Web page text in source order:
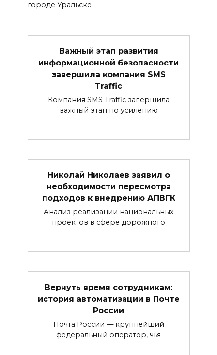
городе Уральске
Важный этап развития
информационной безопасности
завершила компания SMS
Traffic
Компания SMS Traffic завершила
важный этап по усилению
Николай Николаев заявил о
необходимости пересмотра
подходов к внедрению АПВГК
Анализ реализации национальных
проектов в сфере дорожного
Вернуть время сотрудникам:
история автоматизации в Почте
России
Почта России — крупнейший
федеральный оператор, чья